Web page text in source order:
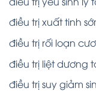
điều trị xuất tinh
điều trị rối loạn
điều trị liệt dương
điều trị suy giảm